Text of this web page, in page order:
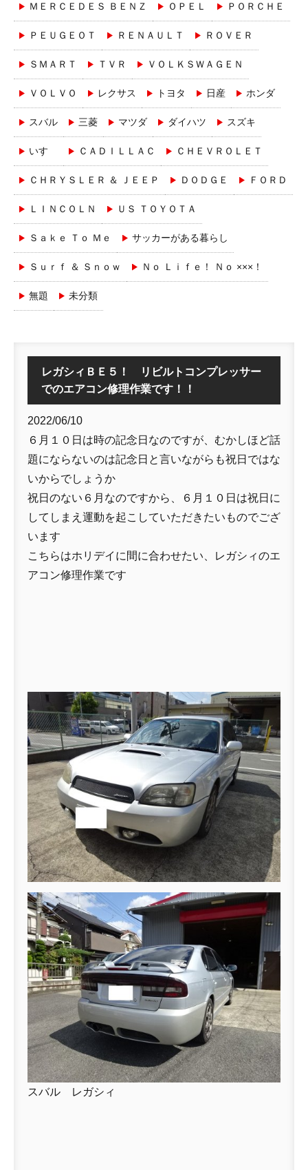
ＭＥＲＣＥＤＥＳ ＢＥＮＺ ＯＰＥＬ ＰＯＲＣＨＥ
ＰＥＵＧＥＯＴ ＲＥＮＡＵＬＴ ＲＯＶＥＲ
ＳＭＡＲＴ ＴＶＲ ＶＯＬＫＳＷＡＧＥＮ
ＶＯＬＶＯ レクサス トヨタ 日産 ホンダ
スバル 三菱 マツダ ダイハツ スズキ
いすゞ ＣＡＤＩＬＬＡＣ ＣＨＥＶＲＯＬＥＴ
ＣＨＲＹＳＬＥＲ ＆ ＪＥＥＰ ＤＯＤＧＥ ＦＯＲＤ
ＬＩＮＣＯＬＮ ＵＳ ＴＯＹＯＴＡ
Ｓａｋｅ Ｔｏ Ｍｅ サッカーがある暮らし
Ｓｕｒｆ ＆ Ｓｎｏｗ Ｎｏ Ｌｉｆｅ！ Ｎｏ ×××！
無題 未分類
レガシィＢＥ５！ リビルトコンプレッサー
でのエアコン修理作業です！！
2022/06/10
６月１０日は時の記念日なのですが、むかしほど話
題にならないのは記念日と言いながらも祝日ではな
いからでしょうか
祝日のない６月なのですから、６月１０日は祝日に
してしまえ運動を起こしていただきたいものでござ
います
こちらはホリデイに間に合わせたい、レガシィのエ
アコン修理作業です
スバル レガシィ